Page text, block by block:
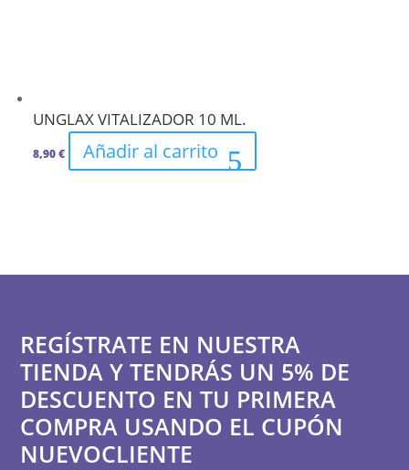
UNGLAX VITALIZADOR 10 ML.
8,90€ Añadir al carrito
REGÍSTRATE EN NUESTRA
TIENDA Y TENDRÁS UN 5% DE
DESCUENTO EN TU PRIMERA
COMPRA USANDO EL CUPÓN
NUEVOCLIENTE